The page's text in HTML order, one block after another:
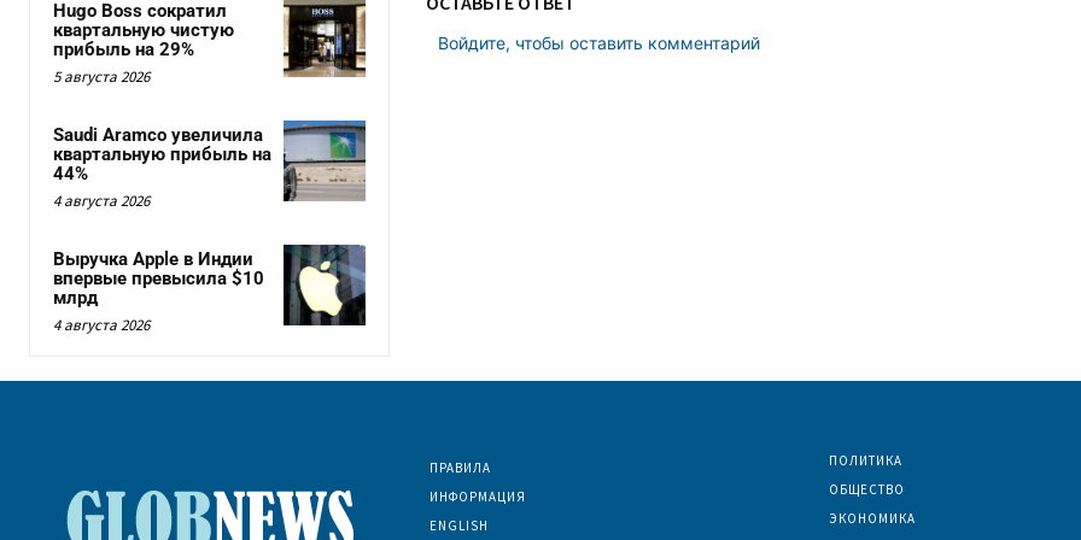
Hugo Boss сократил
квартальную чистую
прибыль на 29%
5 августа 2026
Saudi Aramco увеличила
квартальную прибыль на
44%
4 августа 2026
Выручка Apple в Индии
впервые превысила $10
млрд
4 августа 2026
Войдите, чтобы оставить комментарий
ПРАВИЛА
ИНФОРМАЦИЯ
ENGLISH
ПОЛИТИКА
ОБЩЕСТВО
ЭКОНОМИКА